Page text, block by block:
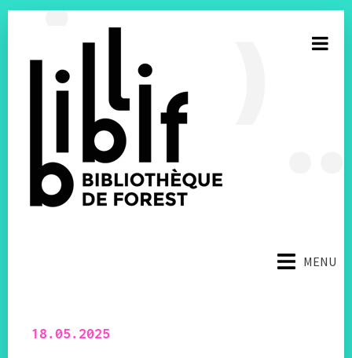
MENU
18.05.2025